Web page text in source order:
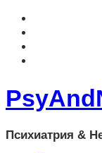
Психиатрия &